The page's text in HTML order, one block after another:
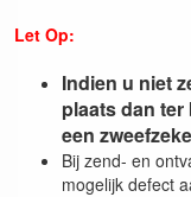
Let Op:
Indien u niet
plaats dan
een
Bij zend- en
mogelijk defect